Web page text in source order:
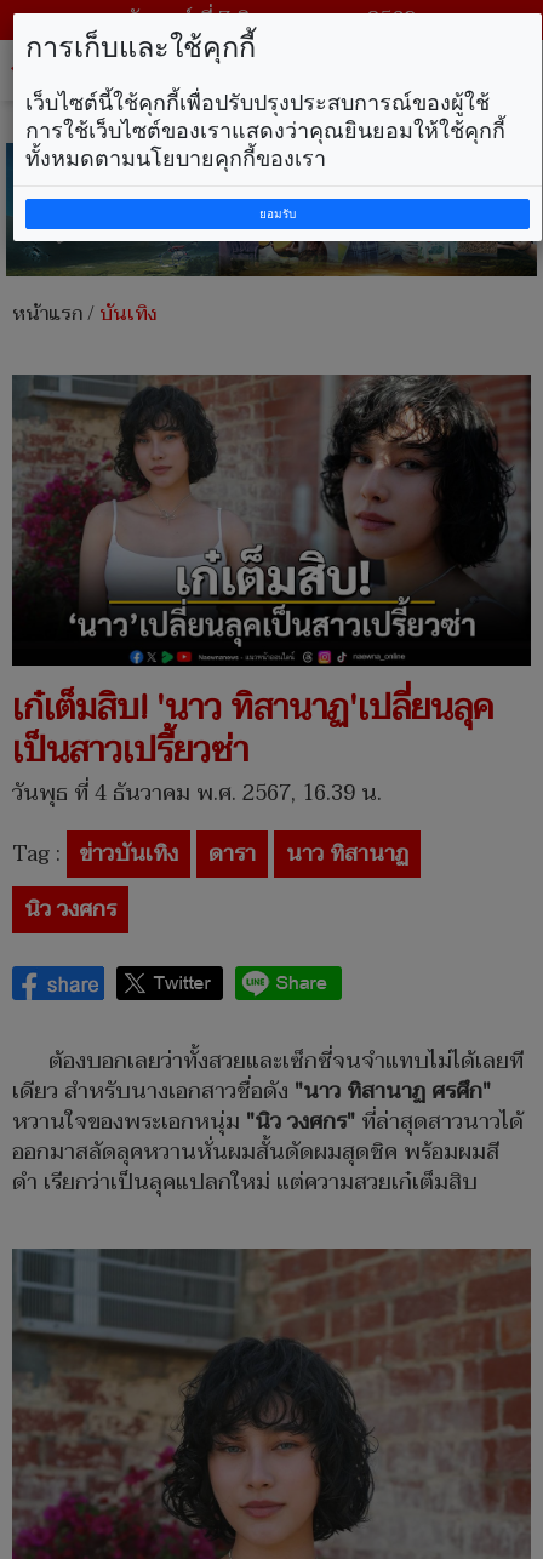
วันศุกร์ ที่ 7 สิงหาคม พ.ศ. 2569
หน้าแรก/บันเทิง
เก๋เต็มสิบ! 'นาว ทิสานาฏ'เปลี่ยนลุค
เป็นสาวเปรี้ยวซ่า
วันพุธ ที่ 4 ธันวาคม พ.ศ. 2567, 16.39 น.
Tag : ข่าวบันเทิง ดารา
นาว ทิสานาฏ
นิว วงศกร
ต้องบอกเลยว่าทั้งสวยและเซ็กซี่จนจำแทบไม่ได้เลยที
เดียว สำหรับนางเอกสาวชื่อดัง "นาว ทิสานาฏ ศรศึก"
หวานใจของพระเอกหนุ่ม "นิว วงศกร"ที่ล่าสุดสาวนาวได้
ออกมาสลัดลุคหวานหั่นผมสั้นดัดผมสุดชิค พร้อมผมสี
ดำ เรียกว่าเป็นลุคแปลกใหม่ แต่ความสวยเก๋เต็มสิบ
การเก็บและใช้คุกกี้
เว็บไซต์นี้ใช้คุกกี้เพื่อปรับปรุงประสบการณ์ของผู้ใช้
การใช้เว็บไซต์ของเราแสดงว่าคุณยินยอมให้ใช้คุกกี้
ทั้งหมดตามนโยบายคุกกี้ของเรา
ยอมรับ